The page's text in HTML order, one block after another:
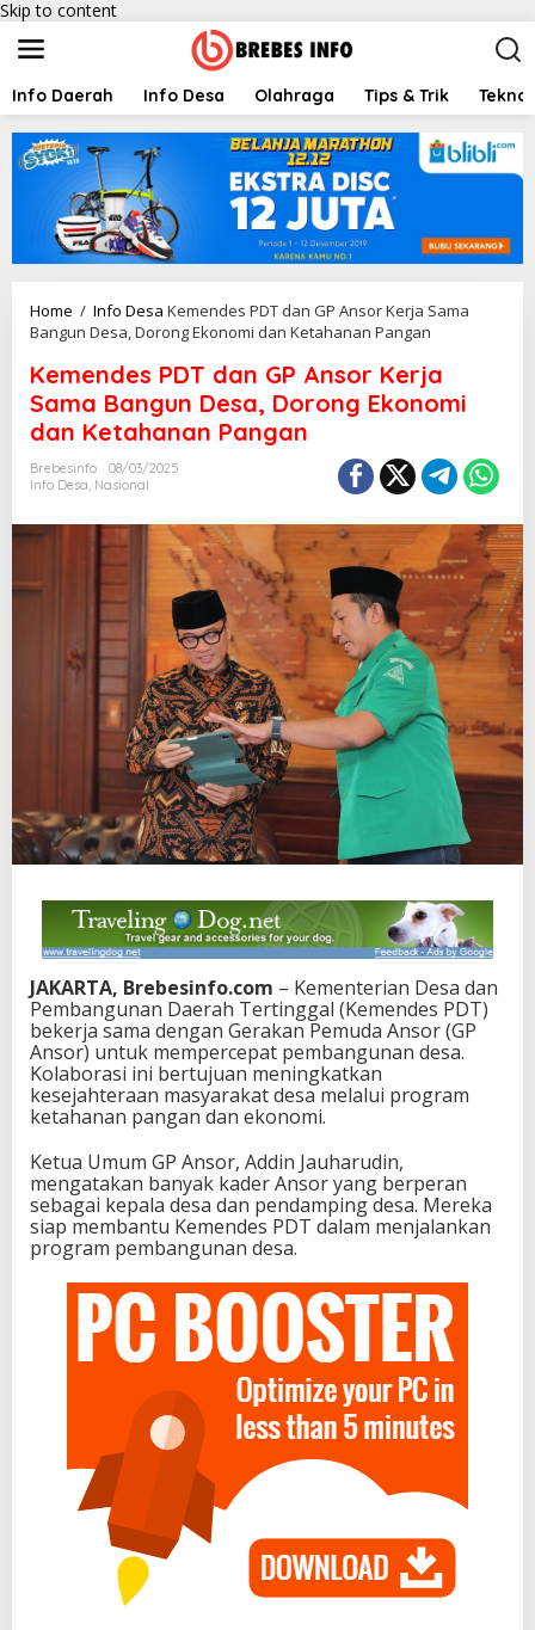
Skip to content
Info Daerah Info Desa Olahraga Tips & Trik
Home / Info Desa Kemendes PDT dan GP Ansor Kerja Sama
Bangun Desa, Dorong Ekonomi dan Ketahanan Pangan
Kemendes PDT dan GP Ansor Kerja
Sama Bangun Desa, Dorong Ekonomi
dan Ketahanan Pangan
Brebesinfo
08/03/2025
Info Desa, Nasional
JAKARTA, Brebesinfo.com – Kementerian Desa dan
Pembangunan Daerah Tertinggal (Kemendes PDT)
bekerja sama dengan Gerakan Pemuda Ansor (GP
Ansor) untuk mempercepat pembangunan desa.
Kolaborasi ini bertujuan meningkatkan
kesejahteraan masyarakat desa melalui program
ketahanan pangan dan ekonomi.
Ketua Umum GP Ansor, Addin Jauharudin,
mengatakan banyak kader Ansor yang berperan
sebagai kepala desa dan pendamping desa. Mereka
siap membantu Kemendes PDT dalam menjalankan
program pembangunan desa.